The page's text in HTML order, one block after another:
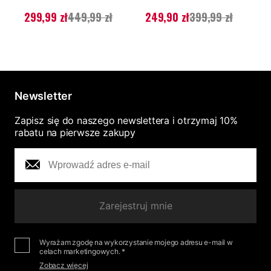
Aktualna cena:
299,99 zł
Poprzednia cena
299,99 zł449,99 zł
Aktualna cena:
249,90 zł
Poprzednia cena
249,90 zł399,99 zł
Newsletter
Zapisz się do naszego newslettera i otrzymaj 10%
rabatu na pierwsze zakupy
Zarejestruj mnie
Wyrażam zgodę na wykorzystanie mojego adresu e-mail w
celach marketingowych. *
Zobacz więcej